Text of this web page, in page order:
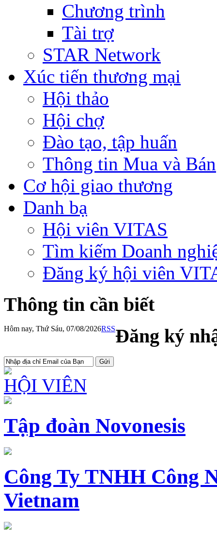
Chương trình
Tài trợ
STAR Network
Xúc tiến thương mại
Hội thảo
Hội chợ
Đào tạo, tập huấn
Thông tin Mua và Bán
Cơ hội giao thương
Danh bạ
Hội viên VITAS
Tìm kiếm Doanh
Đăng ký hội viên
Thông tin cần biết
Hôm nay, Thứ Sáu, 07/08/2026RSSĐăng ký
HỘI VIÊN
Tập đoàn Novonesis
Công Ty TNHH Công
Vietnam